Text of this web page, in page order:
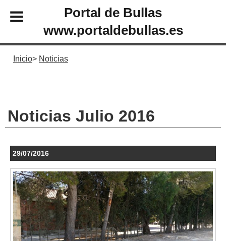
Portal de Bullas
www.portaldebullas.es
Inicio Noticias
Noticias Julio 2016
29/07/2016